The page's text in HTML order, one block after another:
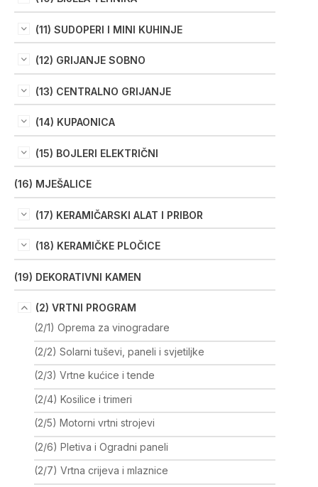
(11) SUDOPERI I MINI KUHINJE
(12) GRIJANJE SOBNO
(13) CENTRALNO GRIJANJE
(14) KUPAONICA
(15) BOJLERI ELEKTRIČNI
(16) MJEŠALICE
(17) KERAMIČARSKI ALAT I PRIBOR
(18) KERAMIČKE PLOČICE
(19) DEKORATIVNI KAMEN
(2) VRTNI PROGRAM
(2/1) Oprema za vinogradare
(2/2) Solarni tuševi, paneli i svjetiljke
(2/3) Vrtne kućice i tende
(2/4) Kosilice i trimeri
(2/5) Motorni vrtni strojevi
(2/6) Pletiva i Ogradni paneli
(2/7) Vrtna crijeva i mlaznice